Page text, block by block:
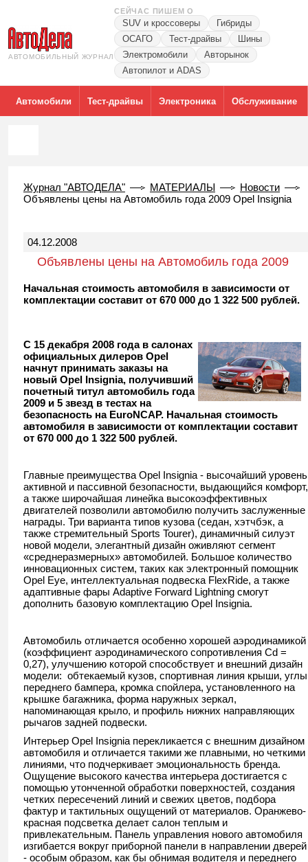
АВТОМОБИЛЬНЫЙ ЖУРНАЛ
СЕЙЧАС ПИШЕМ О
SUV и кроссоверы
Гибриды
ОСАГО
Тест-драйвы
Шины
Электромобили
Авторынок
Автопилот и ADAS
Автомобили Тест-драйвы Электроника Обслуживание
Журнал "АВТОДЕЛА" МАТЕРИАЛЫ
Новости
Объявлены цены на Автомобиль года 2009 Opel Insignia
04.12.2008
Объявлены цены на Автомобиль года 2009
Начальная стоимость автомобиля в зависимости от
комплектации составит от 670 000 до 1 322 500 рублей.
С 15 декабря 2008 года в салонах
официальных дилеров Opel
начнут принимать заказы на
новый Opel Insignia, получивший
почетный титул автомобиль года
2009 и 5 звезд в тестах на
безопасность на EuroNCAP. Начальная стоимость
автомобиля в зависимости от комплектации составит
от 670 000 до 1 322 500 рублей.
Главные преимущества Opel Insignia - высочайший уровень
активной и пассивной безопасности, выдающийся комфорт,
а также широчайшая линейка высокоэффективных
двигателей позволили автомобилю получить заслуженные
награды. Три варианта типов кузова (седан, хэтчбэк, а
также стремительный Sports Tourer), динамичный силуэт
новой модели, элегантный дизайн оживляют сегмент
«среднеразмерных» автомобилей. Большое количество
инновационных систем, таких как электронный помощник
Opel Eye, интеллектуальная подвеска FlexRide, а также
адаптивные фары Adaptive Forward Lightning cмогут
дополнить базовую комплектацию Opel Insignia.
Автомобиль отличается особенно хорошей аэродинамикой
(коэффициент аэродинамического сопротивления Cd =
0,27), улучшению которой способствует и внешний дизайн
модели: обтекаемый кузов, спортивная линия крыши, углы
переднего бампера, кромка спойлера, установленного на
крышке багажника, форма наружных зеркал,
напоминающая крыло, и профиль нижних направляющих
рычагов задней подвески.
Интерьер Opel Insignia перекликается с внешним дизайном
автомобиля и отличается такими же плавными, но четкими
линиями, что подчеркивает эмоциональность бренда.
Ощущение высокого качества интерьера достигается с
помощью утонченной обработки поверхностей, создания
четких пересечений линий и свежих цветов, подбора
фактур и тактильных ощущений от материалов. Оранжево-
красная подсветка делает салон теплым и
привлекательным. Панель управления нового автомобиля
изгибается вокруг приборной панели в направлении дверей
- особым образом, как бы обнимая водителя и переднего